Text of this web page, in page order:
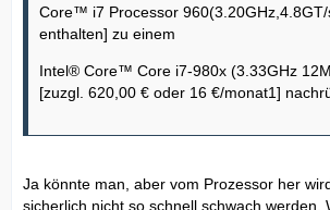
Core™ i7 Processor
enthalten] zu einem
Intel® Core™ Core i7-980x (3.33GHz
[zuzgl. 620,00 € oder 16 €/monat1]
Ja könnte man, aber vom Prozessor her
sicherlich nicht so schnell schwach werden.